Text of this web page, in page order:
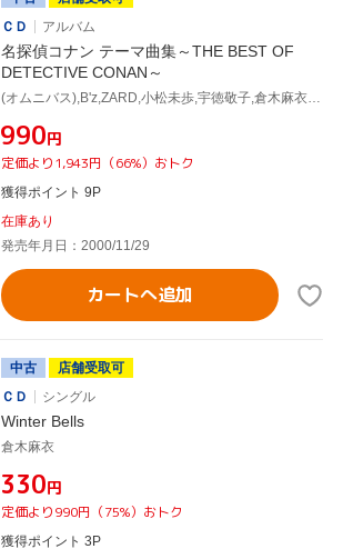
ＣＤ
アルバム
名探偵コナン テーマ曲集～THE BEST OF
DETECTIVE CONAN～
(オムニバス),B'z,ZARD,小松未歩,宇徳敬子,倉木麻衣,DEEN,rumania montevideo
¥990円
定価より1,943円（66%）おトク
獲得ポイント 9P
在庫あり
発売年月日：2000/11/29
カートへ追加
中古
店舗受取可
ＣＤ
シングル
Winter Bells
倉木麻衣
¥330円
定価より990円（75%）おトク
獲得ポイント 3P